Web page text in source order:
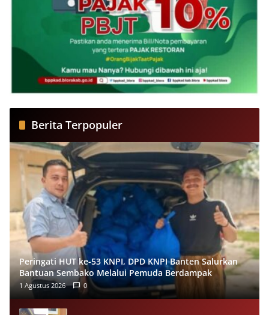
Berita Terpopuler
Peringati HUT ke-53 KNPI, DPD KNPI Banten Salurkan
Bantuan Sembako Melalui Pemuda Berdampak
1 Agustus 2026 0